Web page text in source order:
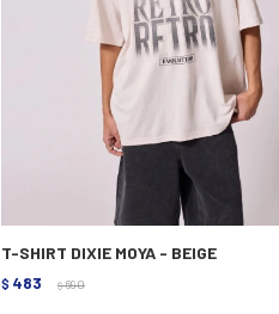
T-SHIRT DIXIE MOYA - BEIGE
$ 483 $ 690